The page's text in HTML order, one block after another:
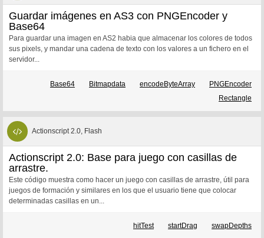
Guardar imágenes en AS3 con PNGEncoder y
Base64
Para guardar una imagen en AS2 habia que almacenar los colores de todos
sus pixels, y mandar una cadena de texto con los valores a un fichero en el
servidor...
Base64 Bitmapdata encodeByteArray
PNGEncoder
Rectangle
Actionscript 2.0, Flash
Actionscript 2.0: Base para juego con casillas de
arrastre.
Este código muestra como hacer un juego con casillas de arrastre, útil para
juegos de formación y similares en los que el usuario tiene que colocar
determinadas casillas en un...
hitTest startDrag swapDepths